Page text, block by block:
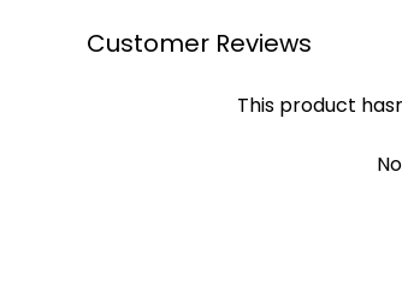
Customer Reviews
This product